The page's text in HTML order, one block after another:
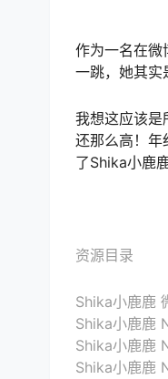
作为一名在微
一跳，她其实
我想这应该是
还那么高！年
了Shika小鹿
资源目录
Shika小鹿鹿
Shika小鹿鹿
Shika小鹿鹿
Shika小鹿鹿